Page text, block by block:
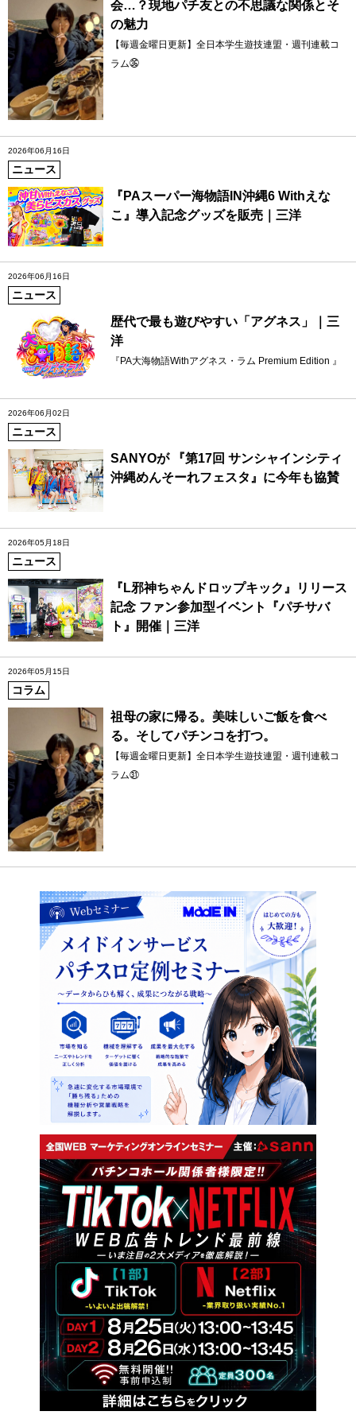
会…？現地パチ友との不思議な関係とそ
の魅力
【毎週金曜日更新】全日本学生遊技連盟・週刊連載コ
ラム㊱
2026年06月16日
ニュース
『PAスーパー海物語IN沖縄6 Withえな
こ』導入記念グッズを販売｜三洋
2026年06月16日
ニュース
歴代で最も遊びやすい「アグネス」｜三
洋
『PA大海物語Withアグネス・ラム Premium Edition 』
2026年06月02日
ニュース
SANYOが 『第17回 サンシャインシティ
沖縄めんそーれフェスタ』に今年も協賛
2026年05月18日
ニュース
『L邪神ちゃんドロップキック』リリース
記念 ファン参加型イベント『パチサバ
ト』開催｜三洋
2026年05月15日
コラム
祖母の家に帰る。美味しいご飯を食べ
る。そしてパチンコを打つ。
【毎週金曜日更新】全日本学生遊技連盟・週刊連載コ
ラム㉛